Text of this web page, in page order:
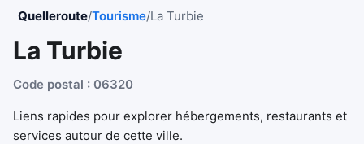
Quelleroute/Tourisme/La Turbie
La Turbie
Code postal : 06320
Liens rapides pour explorer hébergements, restaurants et
services autour de cette ville.